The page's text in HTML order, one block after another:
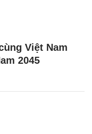
Việt Nam
2045